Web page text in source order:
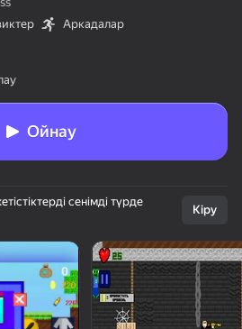
бұрыңыз
тек көлденең
ғана істейді
Аркадалар
Ойнау
сенімді түрде
Кіру